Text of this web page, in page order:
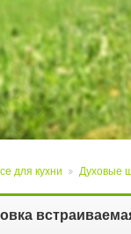
для кухни Духовые